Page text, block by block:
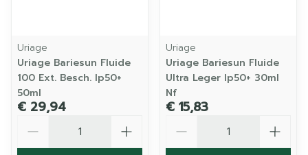
Uriage
Uriage Bariesun Fluide
100 Ext. Besch. Ip50+
50ml
€ 29,94
Uriage
Uriage Bariesun Fluide
Ultra Leger Ip50+ 30ml
Nf
€ 15,83